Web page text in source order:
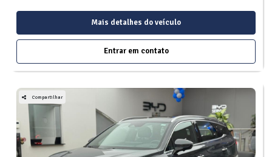
Mais detalhes do veículo
Entrar em contato
Compartilhar